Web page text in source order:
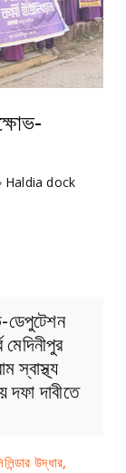
Haldia dock
ডেপুটেশন
স্বাস্থ্য
দফা দাবীতে
উদ্ধার,